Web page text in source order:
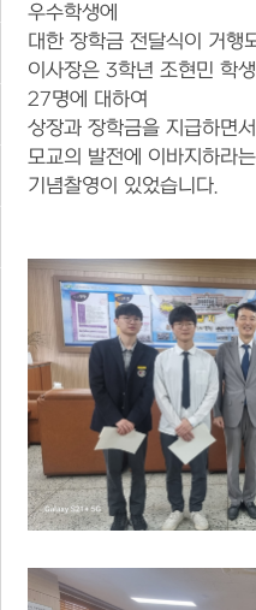
우수학생에
대한 장학금 전달식이 거행
이사장은 3학년 조현민 학
27명에 대하여
상장과 장학금을 지급하면
모교의 발전에 이바지하라
기념찰영이 있었습니다.